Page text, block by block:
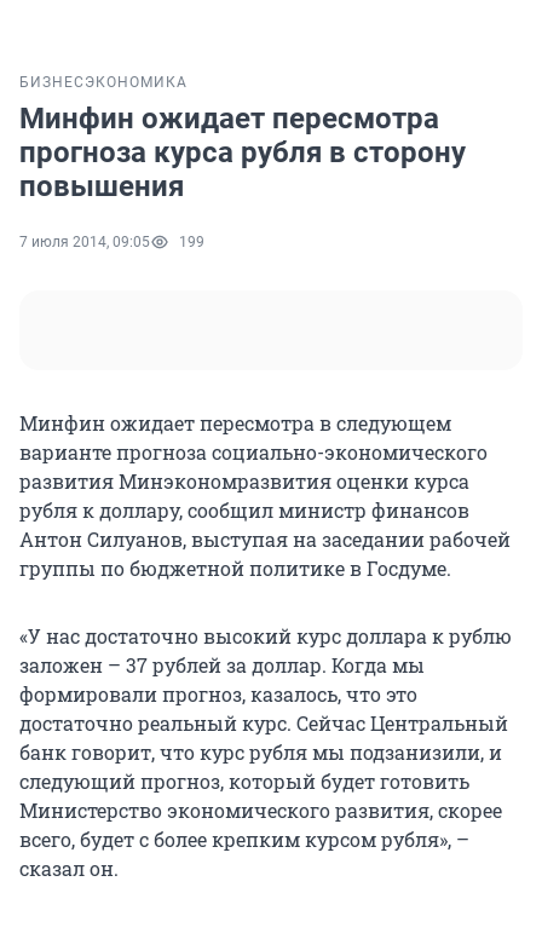
БИЗНЕС ЭКОНОМИКА
Минфин ожидает пересмотра
прогноза курса рубля в сторону
повышения
7 июля 2014, 09:05 199
Минфин ожидает пересмотра в следующем
варианте прогноза социально-экономического
развития Минэкономразвития оценки курса
рубля к доллару, сообщил министр финансов
Антон Силуанов, выступая на заседании рабочей
группы по бюджетной политике в Госдуме.
«У нас достаточно высокий курс доллара к рублю
заложен – 37 рублей за доллар. Когда мы
формировали прогноз, казалось, что это
достаточно реальный курс. Сейчас Центральный
банк говорит, что курс рубля мы подзанизили, и
следующий прогноз, который будет готовить
Министерство экономического развития, скорее
всего, будет с более крепким курсом рубля», –
сказал он.